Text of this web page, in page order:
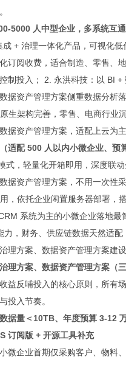
5000 人中型企业，多系统互
+ 治理一体化产品，可视化
订阅收费，适合制造、零售、
制投入； 2. 永洪科技：以 BI
据资产管理方案侧重数据分析
生架构完善，零售、电商行
据资产管理方案，适配上云为
适配 500 人以内小微企业、预
式，轻量化开箱即用，深度联
据资产管理方案，不用一次性
，依托企业闲置服务器部署
系统为主的小微企业落地
，财务、供应链数据天然适
理方案、数据资产管理方案建
理方案、数据资产管理方案（
益反哺投入的核心原则，所有
投入节奏。
据量＜10TB、年度预算 3-12
订阅版 + 开源工具补充
微企业首期仅采购客户、物料